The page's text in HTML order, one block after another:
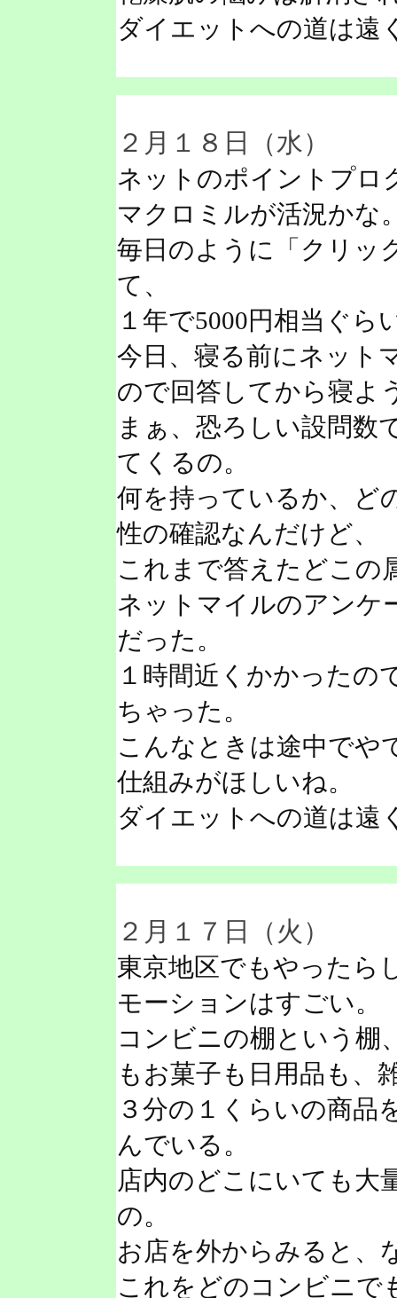
ダイエットへの道は遠
２月１８日（水）
ネットのポイントプロ
マクロミルが活況かな
毎日のように「クリッ
て、
１年で5000円相当ぐら
今日、寝る前にネット
ので回答してから寝よ
まぁ、恐ろしい設問数
てくるの。
何を持っているか、ど
性の確認なんだけど、
これまで答えたどこの
ネットマイルのアンケ
だった。
１時間近くかかったの
ちゃった。
こんなときは途中でや
仕組みがほしいね。
ダイエットへの道は遠
２月１７日（火）
東京地区でもやったら
モーションはすごい。
コンビニの棚という棚
もお菓子も日用品も、
３分の１くらいの商品
んでいる。
店内のどこにいても大
の。
お店を外からみると、
これをどのコンビニで